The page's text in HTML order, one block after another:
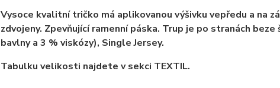
Vysoce kvalitní tričko má aplikovanou výšivku vepředu a na
zdvojeny. Zpevňující ramenní páska. Trup je po stranách
bavlny a 3 % viskózy), Single Jersey.
Tabulku velikosti najdete v sekci TEXTIL.